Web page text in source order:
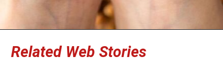
Related Web Stories